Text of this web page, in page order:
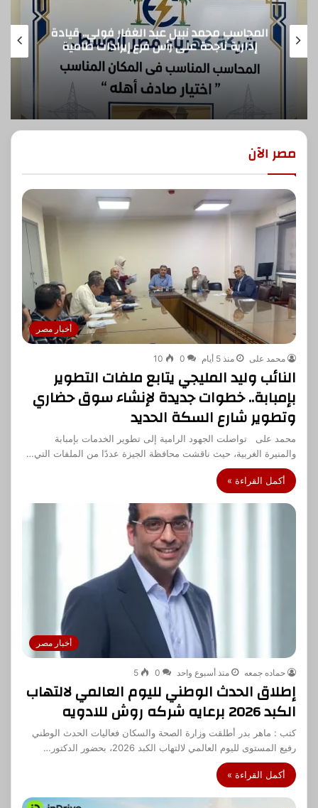
إطلاق الحدث الوطني لليوم العالمي لالتهاب
الكبد 2026 برعايه شركه روش للادويه
مصر الآن
أخبار مصر
محمد على منذ 5 أيام 0
10
النائب وليد المليجي يتابع ملفات التطوير
بإمبابة.. خطوات جديدة لإنشاء سوق حضاري
وتطوير شارع السكة الحديد
محمد على تواصلت الجهود الرامية إلى تطوير الخدمات بإمبابة
والمنيرة الغربية، حيث ناقشت محافظة الجيزة عددًا من الملفات التي…
أكمل القراءة »
أخبار مصر
حماده جمعه منذ أسبوع واحد 0
5
إطلاق الحدث الوطني لليوم العالمي لالتهاب
الكبد 2026 برعايه شركه روش للادويه
كتب : ماهر بدر أطلقت وزارة الصحة والسكان فعاليات الحدث الوطني
رفيع المستوى لليوم العالمي لالتهاب الكبد 2026، بحضور الدكتور…
أكمل القراءة »